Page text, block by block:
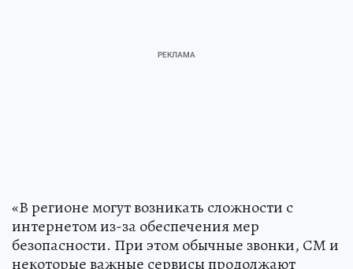
«В регионе могут возникать сложности с
интернетом из-за обеспечения мер
безопасности. При этом обычные звонки, СМ и
некоторые важные сервисы продолжают